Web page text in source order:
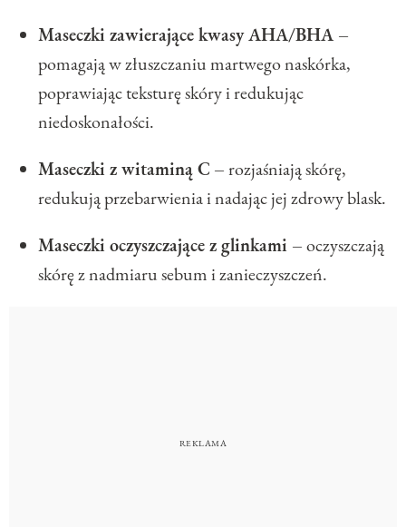
Maseczki zawierające kwasy AHA/BHA –
pomagają w złuszczaniu martwego naskórka,
poprawiając teksturę skóry i redukując
niedoskonałości.
Maseczki z witaminą C –rozjaśniają skórę,
redukują przebarwienia i nadając jej zdrowy blask.
Maseczki oczyszczające z glinkami –oczyszczają
skórę z nadmiaru sebum i zanieczyszczeń.